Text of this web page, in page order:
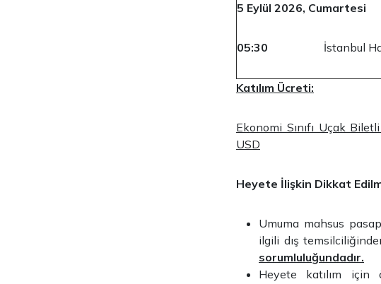
5 Eylül 2026, Cumartesi
05:30 İstanbul
Katılım Ücreti:
Ekonomi Sınıfı Uçak
USD
Heyete İlişkin Dikkat
Umuma mahsus
ilgili dış
sorumluluğundadır.
Heyete katılım için